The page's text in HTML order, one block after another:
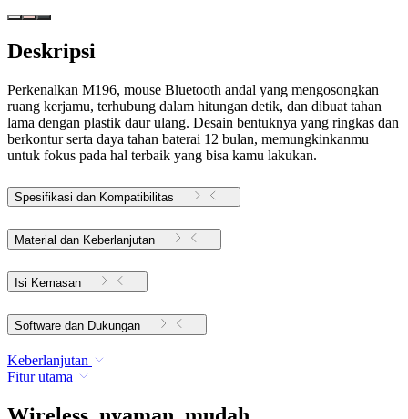
Deskripsi
Perkenalkan M196, mouse Bluetooth andal yang mengosongkan
ruang kerjamu, terhubung dalam hitungan detik, dan dibuat tahan
lama dengan plastik daur ulang. Desain bentuknya yang ringkas dan
berkontur serta daya tahan baterai 12 bulan, memungkinkanmu
untuk fokus pada hal terbaik yang bisa kamu lakukan.
Spesifikasi dan Kompatibilitas
Material dan Keberlanjutan
Isi Kemasan
Software dan Dukungan
Keberlanjutan
Fitur utama